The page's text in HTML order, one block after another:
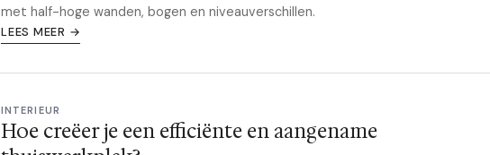
met half-hoge wanden, bogen en niveauverschillen.
LEES MEER →
INTERIEUR
Hoe creëer je een efficiënte en aangename